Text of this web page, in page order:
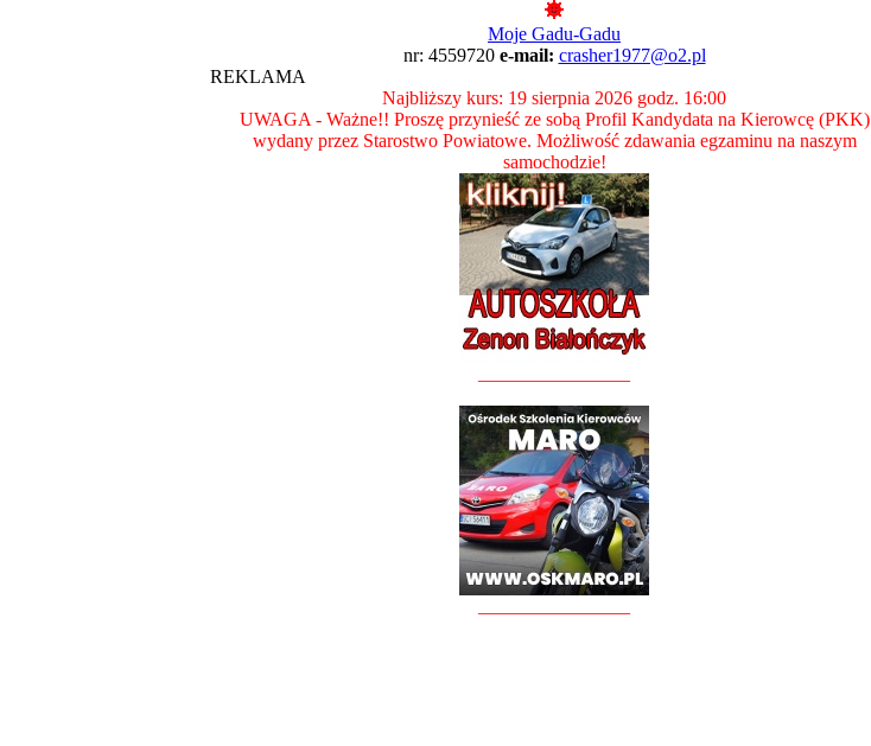
Moje Gadu-Gadu
nr: 4559720 e-mail: crasher1977@o2.pl
REKLAMA
Najbliższy kurs: 19 sierpnia 2026 godz. 16:00
UWAGA - Ważne!! Proszę przynieść ze sobą Profil Kandydata na Kierowcę (PKK)
wydany przez Starostwo Powiatowe. Możliwość zdawania egzaminu na naszym
samochodzie!